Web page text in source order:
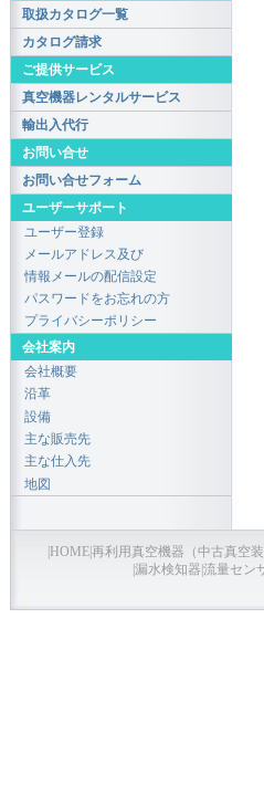
取扱カタログ一覧
カタログ請求
ご提供サービス
真空機器レンタルサービス
輸出入代行
お問い合せ
お問い合せフォーム
ユーザーサポート
ユーザー登録
メールアドレス及び
情報メールの配信設定
パスワードをお忘れの方
プライバシーポリシー
会社案内
会社概要
沿革
設備
主な販売先
主な仕入先
地図
HOME再利用真空機器（中古真空装
漏水検知器 流量セン